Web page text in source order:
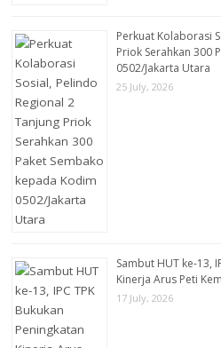
Perkuat Kolaborasi
Priok Serahkan 300
0502/Jakarta Utara
25 July, 2026
Sambut HUT ke-13,
Kinerja Arus Peti
17 July, 2026